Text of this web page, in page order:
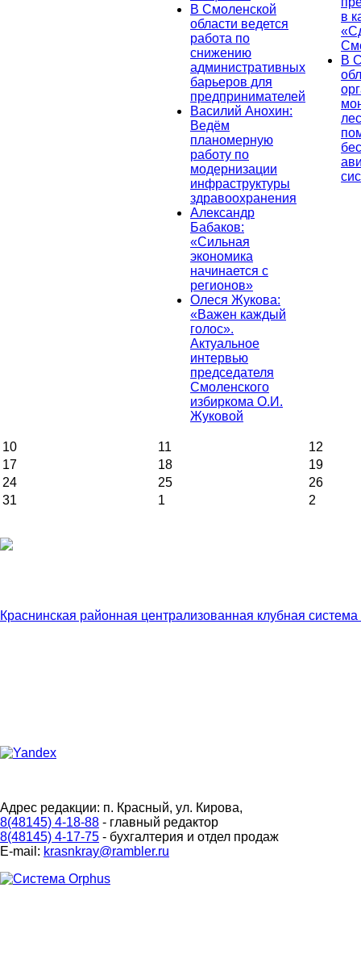
В Смоленской
области ведется
работа по
снижению
административных
барьеров для
предпринимателей
Василий Анохин:
Ведём
планомерную
работу по
модернизации
инфраструктуры
здравоохранения
Александр
Бабаков:
«Сильная
экономика
начинается с
регионов»
Олеся Жукова:
«Важен каждый
голос».
Актуальное
интервью
председателя
Смоленского
избиркома О.И.
Жуковой
в
В
10 11
12
17
18
19
24
25
26
31
1 2
Краснинская районная централизованная клубная
Адрес редакции: п. Красный, ул. Кирова,
8(48145) 4-18-88 - главный редактор
8(48145) 4-17-75 - бухгалтерия и отдел продаж
E-mail: krasnkray@rambler.ru